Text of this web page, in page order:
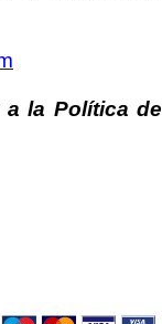
la Política de